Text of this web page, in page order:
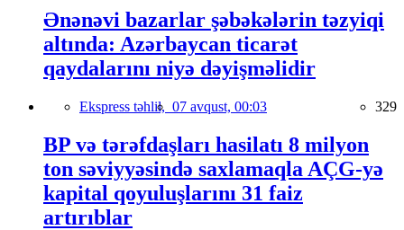
Ənənəvi bazarlar şəbəkələrin təzyiqi
altında: Azərbaycan ticarət
qaydalarını niyə dəyişməlidir
Ekspress təhlil, 07 avqust, 00:03 329
BP və tərəfdaşları hasilatı 8 milyon
ton səviyyəsində saxlamaqla AÇG-yə
kapital qoyuluşlarını 31 faiz
artırıblar